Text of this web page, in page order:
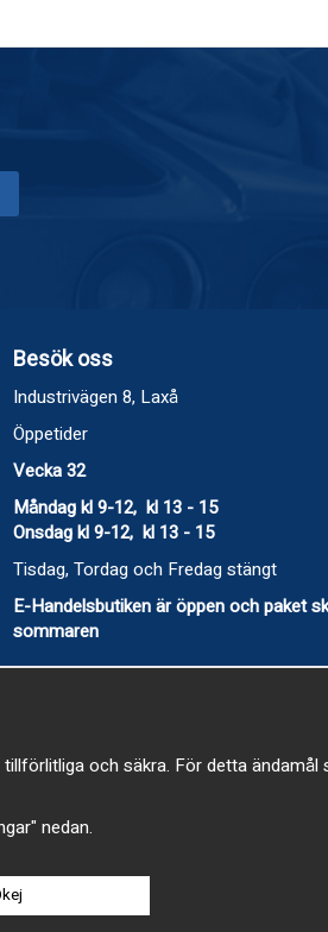
Besök oss
Industrivägen 8, Laxå
Öppetider
Vecka 32
Måndag kl 9-12, kl 13 - 15
Onsdag kl 9-12, kl 13 - 15
Tisdag, Tordag och Fredag stängt
E-Handelsbutiken är öppen och paket
sommaren
och säkra. För detta ändamål
nedan.